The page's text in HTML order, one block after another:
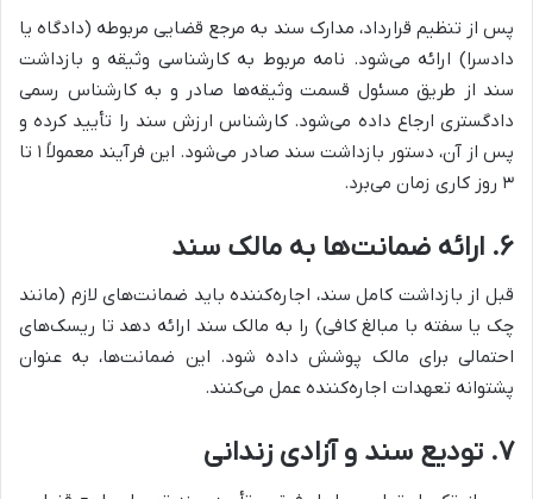
پس از تنظیم قرارداد، مدارک سند به مرجع قضایی مربوطه (دادگاه یا
دادسرا) ارائه می‌شود. نامه مربوط به کارشناسی وثیقه و بازداشت
سند از طریق مسئول قسمت وثیقه‌ها صادر و به کارشناس رسمی
دادگستری ارجاع داده می‌شود. کارشناس ارزش سند را تأیید کرده و
پس از آن، دستور بازداشت سند صادر می‌شود. این فرآیند معمولاً ۱ تا
۳ روز کاری زمان می‌برد.
۶. ارائه ضمانت‌ها به مالک سند
قبل از بازداشت کامل سند، اجاره‌کننده باید ضمانت‌های لازم (مانند
چک یا سفته با مبالغ کافی) را به مالک سند ارائه دهد تا ریسک‌های
احتمالی برای مالک پوشش داده شود. این ضمانت‌ها، به عنوان
پشتوانه تعهدات اجاره‌کننده عمل می‌کنند.
۷. تودیع سند و آزادی زندانی